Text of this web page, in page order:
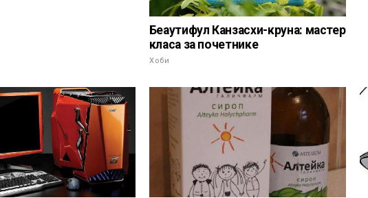
Беаутифул Канзасхи-круна: мастер
класа за почетнике
Хоби